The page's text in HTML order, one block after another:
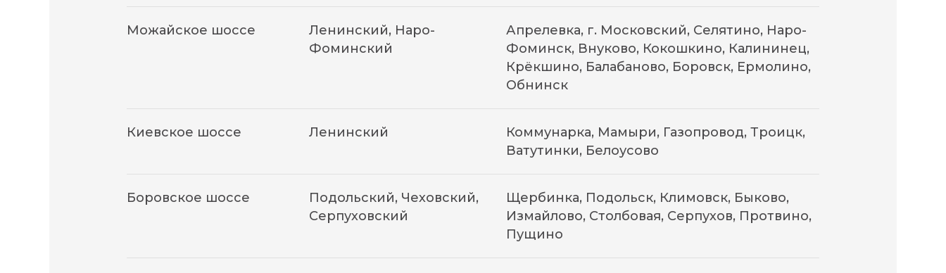
Можайское шоссе
Ленинский, Наро-
Фоминский
Апрелевка, г. Московский, Селятино, Наро-
Фоминск, Внуково, Кокошкино, Калининец,
Крёкшино, Балабаново, Боровск, Ермолино,
Обнинск
Киевское шоссе Ленинский
Коммунарка, Мамыри, Газопровод, Троицк,
Ватутинки, Белоусово
Боровское шоссе
Подольский, Чеховский,
Серпуховский
Щербинка, Подольск, Климовск, Быково,
Измайлово, Столбовая, Серпухов, Протвино,
Пущино